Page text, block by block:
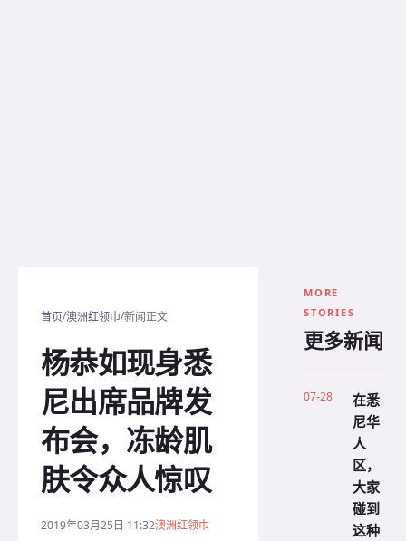
首页/澳洲红领巾/新闻正文
杨恭如现身悉
尼出席品牌发
布会，冻龄肌
肤令众人惊叹
2019年03月25日 11:32澳洲红领巾
MORE
STORIES
更多新闻
07-28
在悉
尼华
人
区，
大家
碰到
这种